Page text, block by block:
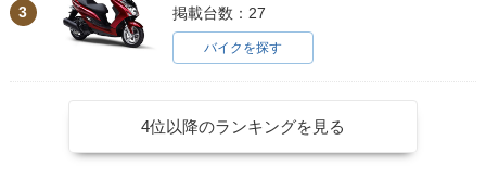
3
掲載台数：27
バイクを探す
4位以降のランキングを見る